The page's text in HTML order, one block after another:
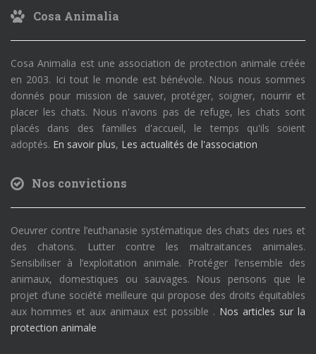
Cosa Animalia
Cosa Animalia est une association de protection animale créée
en 2003. Ici tout le monde est bénévole. Nous nous sommes
donnés pour mission de sauver, protéger, soigner, nourrir et
placer les chats. Nous n'avons pas de refuge, les chats sont
placés dans des familles d'accueil, le temps qu'ils soient
adoptés. En savoir plus, Les actualités de l'association
Nos convictions
Oeuvrer contre l’euthanasie systématique des chats des rues et
des chatons. Lutter contre les maltraitances animales.
Sensibiliser à l’exploitation animale. Protéger l’ensemble des
animaux, domestiques ou sauvages. Nous pensons que le
projet d’une société meilleure qui propose des droits équitables
aux hommes et aux animaux est possible . Nos articles sur la
protection animale